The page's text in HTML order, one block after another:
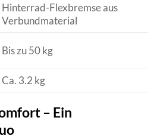
Hinterrad-Flexbremse aus
Verbundmaterial
Bis zu 50 kg
Ca. 3.2 kg
– Ein